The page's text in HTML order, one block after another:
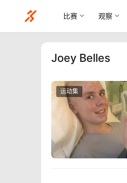
比赛 观察
Joey Belles
运动集